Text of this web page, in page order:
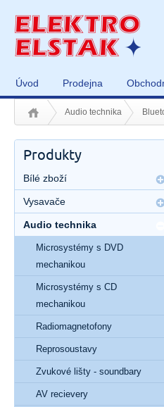
Úvod Prodejna
Audio technika
Produkty
Bílé zboží
Vysavače
Audio technika
Microsystémy s DVD
mechanikou
Microsystémy s CD
mechanikou
Radiomagnetofony
Reprosoustavy
Zvukové lišty - soundbary
AV recievery